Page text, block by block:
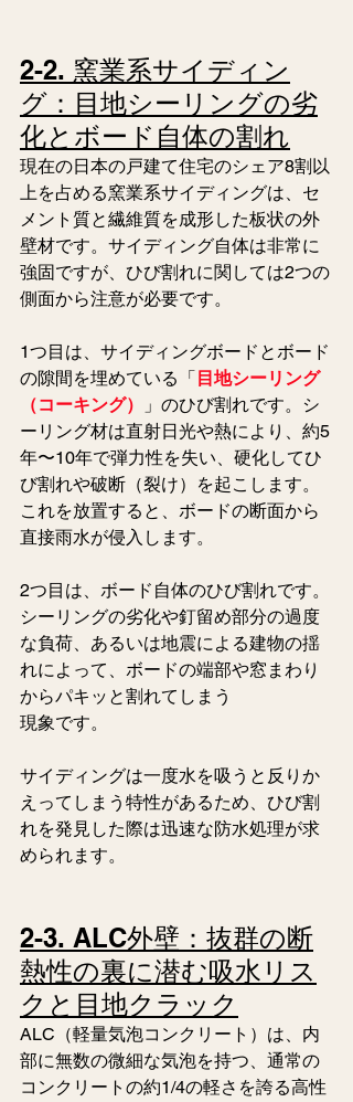
2-2. 窯業系サイディン
グ：目地シーリングの劣
化とボード自体の割れ
現在の日本の戸建て住宅のシェア8割以
上を占める窯業系サイディングは、セ
メント質と繊維質を成形した板状の外
壁材です。サイディング自体は非常に
強固ですが、ひび割れに関しては2つの
側面から注意が必要です。
1つ目は、サイディングボードとボード
の隙間を埋めている「目地シーリング
（コーキング）
」のひび割れです。シ
ーリング材は直射日光や熱により、約5
年〜10年で弾力性を失い、硬化してひ
び割れや破断（裂け）を起こします。
これを放置すると、ボードの断面から
直接雨水が侵入します。
2つ目は、ボード自体のひび割れです。
シーリングの劣化や釘留め部分の過度
な負荷、あるいは地震による建物の揺
れによって、ボードの端部や窓まわり
からパキッと割れてしまう
現象です。
サイディングは一度水を吸うと反りか
えってしまう特性があるため、ひび割
れを発見した際は迅速な防水処理が求
められます。
2-3. ALC外壁：抜群の断
熱性の裏に潜む吸水リス
クと目地クラック
ALC（軽量気泡コンクリート）は、内
部に無数の微細な気泡を持つ、通常の
コンクリートの約1/4の軽さを誇る高性